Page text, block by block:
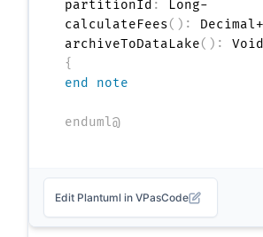
:
Long
() :
Decimal
() :
Void
end note
Edit Plantuml in VPasCode